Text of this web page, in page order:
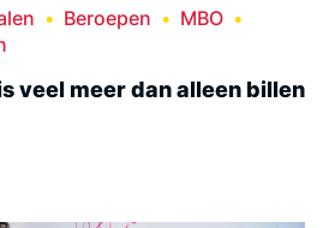
Beroepen
MBO
veel meer dan alleen billen